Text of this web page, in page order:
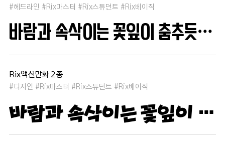
#헤드라인 #Rix마스터 #Rix스튜던트 #Rix베이직
바람과 속삭이는 꽃잎이 춤추듯 하늘을 날아 새처럼 꿈은 자유롭고 별빛처럼 빛나 새벽의 고요함 속에서 겨울 눈처럼 순수한 열정은 봄을 부른다
Rix액션만화 2종
#디자인 #Rix마스터 #Rix스튜던트 #Rix베이직
바람과 속삭이는 꽃잎이 춤추듯 하늘을 날아 새처럼 꿈은 자유롭고 별빛처럼 빛나 새벽의 고요함 속에서 겨울 눈처럼 순수한 열정은 봄을 부른다